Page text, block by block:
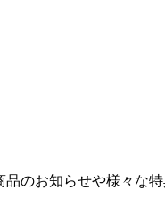
のお知らせや様々な特